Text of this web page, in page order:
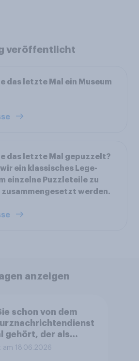
veröffentlicht
das letzte Mal ein Museum
das letzte Mal gepuzzelt?
ein klassisches Lege-
einzelne Puzzleteile zu
zusammengesetzt werden.
anzeigen
schon von dem
gehört, der als
Alternative zu X
am 18.06.2026